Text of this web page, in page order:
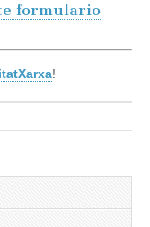
formulario
!